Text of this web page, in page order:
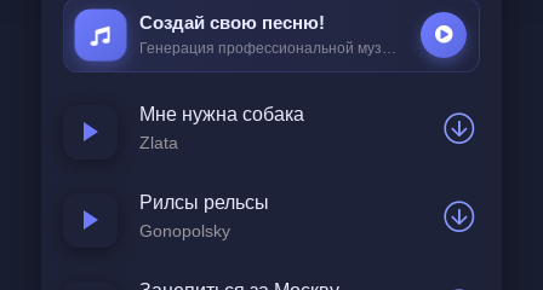
Знаю, счастье — это ты.
С тобой счастлив навсегда.
Каждый день с тобой как праздник,
Принесла ты в мою душу
Теплоту и ту любовь.
Создай свою песню!
Генерация профессиональной музыки всего за
Мне нужна собака
Zlata
Рилсы рельсы
Gonopolsky